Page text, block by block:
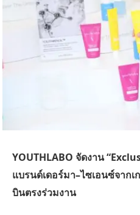
YOUTHLABO จัดงาน
แบรนด์เดอร์มา–ไซเอนซ์จา
บินตรงร่วมงาน